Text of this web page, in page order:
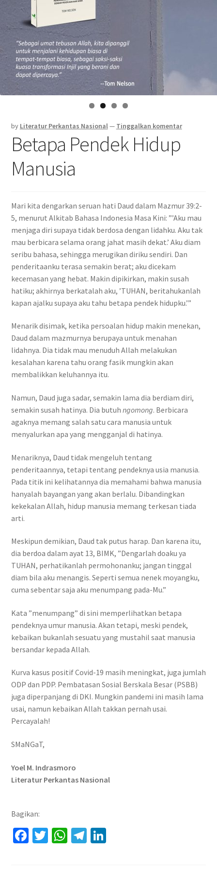
by Literatur Perkantas Nasional— Tinggalkan komentar
Betapa Pendek Hidup
Manusia
Mari kita dengarkan seruan hati Daud dalam Mazmur 39:2-
5, menurut Alkitab Bahasa Indonesia Masa Kini: ”’Aku mau
menjaga diri supaya tidak berdosa dengan lidahku. Aku tak
mau berbicara selama orang jahat masih dekat.’ Aku diam
seribu bahasa, sehingga merugikan diriku sendiri. Dan
penderitaanku terasa semakin berat; aku dicekam
kecemasan yang hebat. Makin dipikirkan, makin susah
hatiku; akhirnya berkatalah aku, ’TUHAN, beritahukanlah
kapan ajalku supaya aku tahu betapa pendek hidupku.’”
Menarik disimak, ketika persoalan hidup makin menekan,
Daud dalam mazmurnya berupaya untuk menahan
lidahnya. Dia tidak mau menuduh Allah melakukan
kesalahan karena tahu orang fasik mungkin akan
membalikkan keluhannya itu.
Namun, Daud juga sadar, semakin lama dia berdiam diri,
semakin susah hatinya. Dia butuh ngomong. Berbicara
agaknya memang salah satu cara manusia untuk
menyalurkan apa yang mengganjal di hatinya.
Menariknya, Daud tidak mengeluh tentang
penderitaannya, tetapi tentang pendeknya usia manusia.
Pada titik ini kelihatannya dia memahami bahwa manusia
hanyalah bayangan yang akan berlalu. Dibandingkan
kekekalan Allah, hidup manusia memang terkesan tiada
arti.
Meskipun demikian, Daud tak putus harap. Dan karena itu,
dia berdoa dalam ayat 13, BIMK, ”Dengarlah doaku ya
TUHAN, perhatikanlah permohonanku; jangan tinggal
diam bila aku menangis. Seperti semua nenek moyangku,
cuma sebentar saja aku menumpang pada-Mu.”
Kata ”menumpang” di sini memperlihatkan betapa
pendeknya umur manusia. Akan tetapi, meski pendek,
kebaikan bukanlah sesuatu yang mustahil saat manusia
bersandar kepada Allah.
Kurva kasus positif Covid-19 masih meningkat, juga jumlah
ODP dan PDP. Pembatasan Sosial Berskala Besar (PSBB)
juga diperpanjang di DKI. Mungkin pandemi ini masih lama
usai, namun kebaikan Allah takkan pernah usai.
Percayalah!
SMaNGaT,
Yoel M. Indrasmoro
Literatur Perkantas Nasional
Bagikan:
Fa T W Te Li